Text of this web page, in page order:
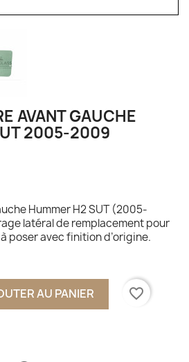
AVANT GAUCHE
2005-2009
Hummer H2 SUT (2005-
latéral de remplacement pour
poser avec finition d’origine.
AU PANIER favorite_border